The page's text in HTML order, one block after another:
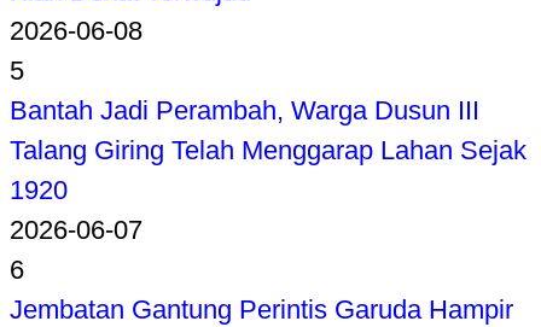
2026-06-08
5
Bantah Jadi Perambah, Warga Dusun III
Talang Giring Telah Menggarap Lahan Sejak
1920
2026-06-07
6
Jembatan Gantung Perintis Garuda Hampir